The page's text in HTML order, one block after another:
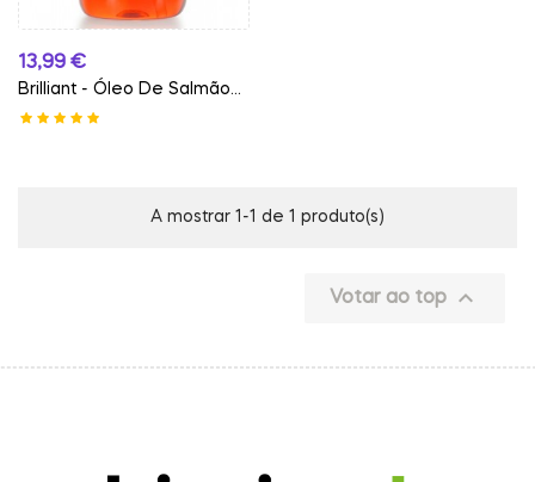
Preço
13,99 €
Brilliant - Óleo De Salmão...
A mostrar 1-1 de 1 produto(s)
Votar ao top 